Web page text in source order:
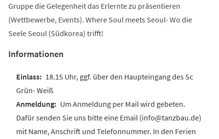
Gruppe die Gelegenheit das Erlernte zu präsentieren
(Wettbewerbe, Events). Where Soul meets Seoul- Wo die
Seele Seoul (Südkorea) trifft!
Informationen
18.15 Uhr, ggf. über den Haupteingang des Sc
Grün- Weiß
Um Anmeldung per Mail wird gebeten.
Dafür senden Sie uns bitte eine Email (info@tanzbau.de)
mit Name, Anschrift und Telefonnummer. In den Ferien